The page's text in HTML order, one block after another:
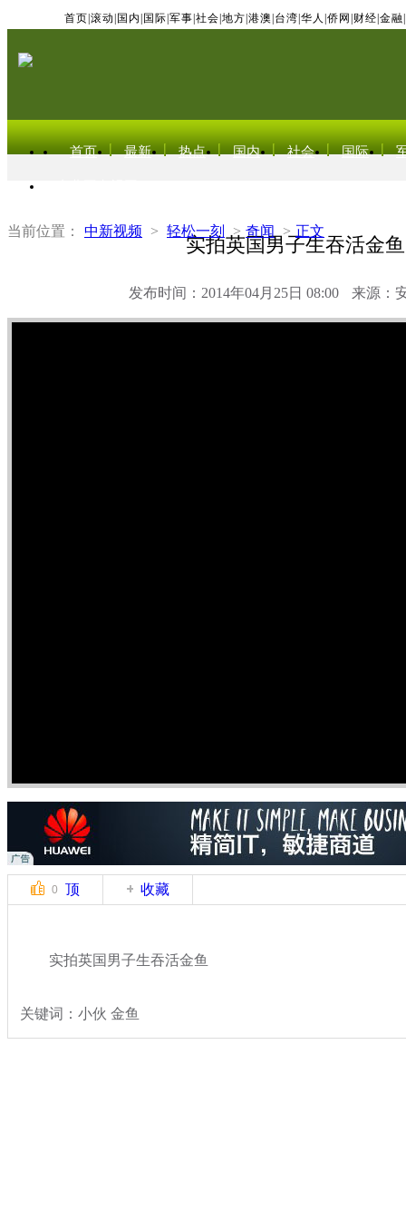
首页 滚动 国内 国际 军事 社会 地方 港澳 台湾 华人 侨网 财经 金融
首页 最新 热点 国内 社会 国际
当前位置： 中新视频 > 轻松一刻 > 奇闻 > 正文
实拍英国男子生吞活金鱼
发布时间：2014年04月25日 08:00 来源：
0 顶 收藏
实拍英国男子生吞活金鱼
关键词：小伙 金鱼